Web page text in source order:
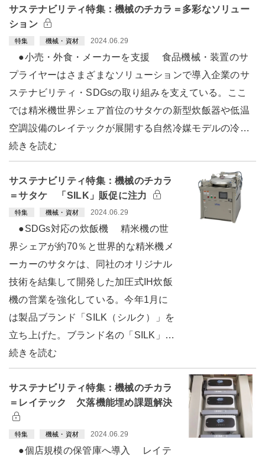
サステナビリティ特集：機械のチカラ＝多彩なソリュー
ション
特集 機械・資材 2024.06.29
●小売・外食・メーカーを支援 食品機械・装置のサ
プライヤーはさまざまなソリューションで導入企業のサ
ステナビリティ・SDGsの取り組みを支えている。ここ
では精米機世界シェア首位のサタケの新型炊飯器や低温
空調設備のレイテックが展開する自然冷媒モデルの冷…
続きを読む
サステナビリティ特集：機械のチカラ
＝サタケ 「SILK」販促に注力
特集 機械・資材 2024.06.29
●SDGs対応の炊飯機 精米機の世
界シェアが約70％と世界的な精米機メ
ーカーのサタケは、同社のオリジナル
技術を結集して開発した加圧式IH炊飯
機の営業を強化している。今年1月に
は製品ブランド「SILK（シルク）」を
立ち上げた。ブランド名の「SILK」…
続きを読む
サステナビリティ特集：機械のチカラ
＝レイテック 欠落機能埋め課題解決
特集 機械・資材 2024.06.29
●個店規模の保管庫へ導入 レイテ